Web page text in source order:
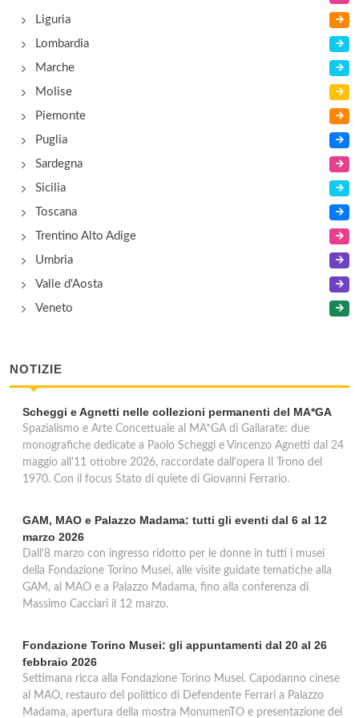
Liguria
Lombardia
Marche
Molise
Piemonte
Puglia
Sardegna
Sicilia
Toscana
Trentino Alto Adige
Umbria
Valle d'Aosta
Veneto
NOTIZIE
Scheggi e Agnetti nelle collezioni permanenti del MA*GA
Spazialismo e Arte Concettuale al MA*GA di Gallarate: due
monografiche dedicate a Paolo Scheggi e Vincenzo Agnetti dal 24
maggio all'11 ottobre 2026, raccordate dall'opera Il Trono del
1970. Con il focus Stato di quiete di Giovanni Ferrario.
GAM, MAO e Palazzo Madama: tutti gli eventi dal 6 al 12
marzo 2026
Dall'8 marzo con ingresso ridotto per le donne in tutti i musei
della Fondazione Torino Musei, alle visite guidate tematiche alla
GAM, al MAO e a Palazzo Madama, fino alla conferenza di
Massimo Cacciari il 12 marzo.
Fondazione Torino Musei: gli appuntamenti dal 20 al 26
febbraio 2026
Settimana ricca alla Fondazione Torino Musei. Capodanno cinese
al MAO, restauro del polittico di Defendente Ferrari a Palazzo
Madama, apertura della mostra MonumenTO e presentazione del